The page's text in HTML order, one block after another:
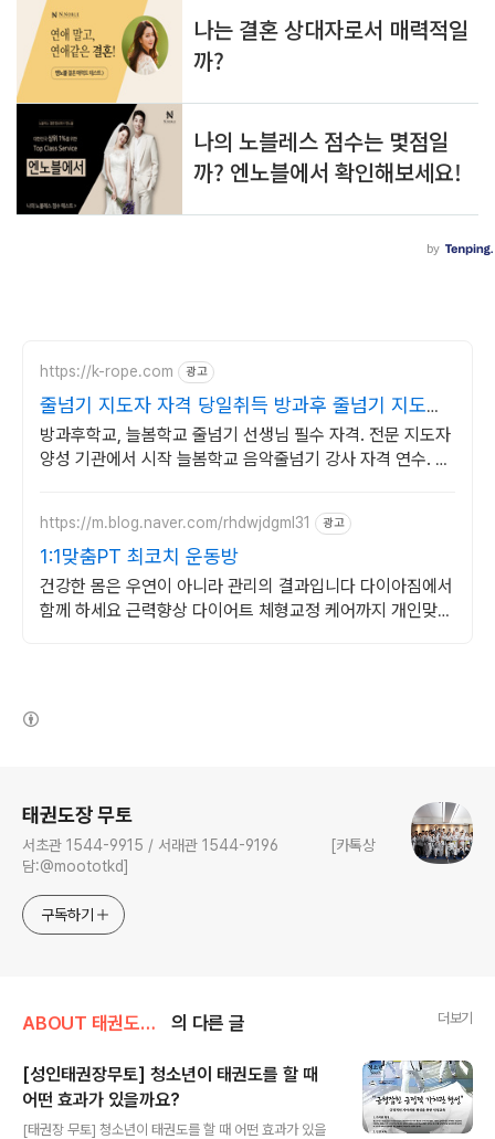
https://k-rope.com 광고
줄넘기 지도자 자격 당일취득 방과후 줄넘기 지도자
양성
방과후학교, 늘봄학교 줄넘기 선생님 필수 자격. 전문 지도자
양성 기관에서 시작 늘봄학교 음악줄넘기 강사 자격 연수. 지
https://m.blog.naver.com/rhdwjdgml31 광고
1:1맞춤PT 최코치 운동방
건강한 몸은 우연이 아니라 관리의 결과입니다 다이아짐에서
함께 하세요 근력향상 다이어트 체형교정 케어까지 개인맞춤
태권도장 무토
서초관 1544-9915 / 서래관 1544-9196 [카톡상
담:@moototkd]
구독하기
ABOUT 태권도장 무토/교육철학&목표 의 다른 글 더보기
[성인태권장무토] 청소년이 태권도를 할 때
어떤 효과가 있을까요?
[태권장 무토] 청소년이 태권도를 할 때 어떤 효과가 있을